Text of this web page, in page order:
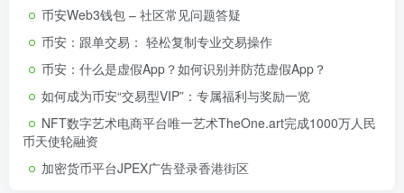
币安Web3钱包 – 社区常见问题答疑
币安：跟单交易： 轻松复制专业交易操作
币安：什么是虚假App？如何识别并防范虚假App？
如何成为币安“交易型VIP”：专属福利与奖励一览
NFT数字艺术电商平台唯一艺术TheOne.art完成1000万人民
币天使轮融资
加密货币平台JPEX广告登录香港街区